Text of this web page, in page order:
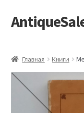
Перейти
к
Перейти
к
Главная Книги